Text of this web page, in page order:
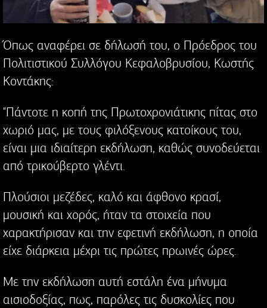
Όπως αναφέρει σε δήλωσή του, ο Πρόεδρος του
Πολιτιστικού Συλλόγου Κεφαλοβρυσίου, Κωστής
Κοντάκης:
"Πάντοτε η κοπή της Πρωτοχρονιάτικης πίτας στο
χωριό μας, με τους φιλόξενους κατοίκους του,
είναι μια ιδιαίτερη εκδήλωση, καθώς συνοδεύεται
από τρικούβερτο γλέντι.
Πλούσιοι μεζέδες, καλό και άφθονο κρασί,
μουσική και χορός, ήταν τα στοιχεία που
χαρακτήρισαν και την εφετινή εκδήλωση, η οποία
είχε διάρκεια μέχρι τις πρώτες πρωινές ώρες.
Με την εκδήλωση αυτή εστάλη ένα μήνυμα
αισιοδοξίας, πως, παρόλες τις δυσκολίες που